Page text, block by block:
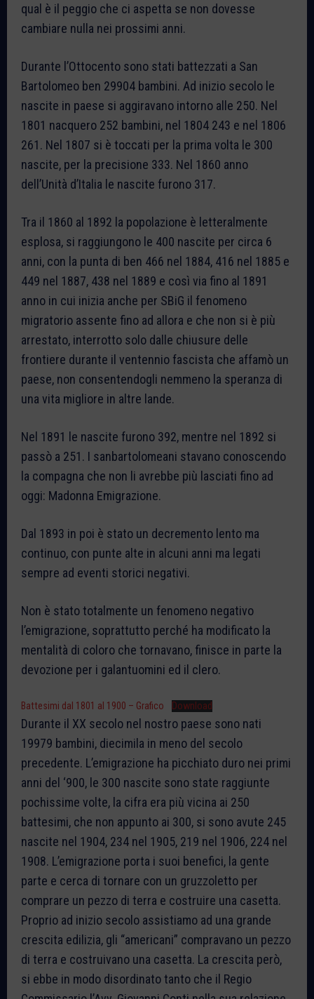
qual è il peggio che ci aspetta se non dovesse
cambiare nulla nei prossimi anni.
Durante l’Ottocento sono stati battezzati a San
Bartolomeo ben 29904 bambini. Ad inizio secolo le
nascite in paese si aggiravano intorno alle 250. Nel
1801 nacquero 252 bambini, nel 1804 243 e nel 1806
261. Nel 1807 si è toccati per la prima volta le 300
nascite, per la precisione 333. Nel 1860 anno
dell’Unità d’Italia le nascite furono 317.
Tra il 1860 al 1892 la popolazione è letteralmente
esplosa, si raggiungono le 400 nascite per circa 6
anni, con la punta di ben 466 nel 1884, 416 nel 1885 e
449 nel 1887, 438 nel 1889 e così via fino al 1891
anno in cui inizia anche per SBiG il fenomeno
migratorio assente fino ad allora e che non si è più
arrestato, interrotto solo dalle chiusure delle
frontiere durante il ventennio fascista che affamò un
paese, non consentendogli nemmeno la speranza di
una vita migliore in altre lande.
Nel 1891 le nascite furono 392, mentre nel 1892 si
passò a 251. I sanbartolomeani stavano conoscendo
la compagna che non li avrebbe più lasciati fino ad
oggi: Madonna Emigrazione.
Dal 1893 in poi è stato un decremento lento ma
continuo, con punte alte in alcuni anni ma legati
sempre ad eventi storici negativi.
Non è stato totalmente un fenomeno negativo
l’emigrazione, soprattutto perché ha modificato la
mentalità di coloro che tornavano, finisce in parte la
devozione per i galantuomini ed il clero.
Battesimi dal 1801 al 1900 – Grafico Download
Durante il XX secolo nel nostro paese sono nati
19979 bambini, diecimila in meno del secolo
precedente. L’emigrazione ha picchiato duro nei primi
anni del ‘900, le 300 nascite sono state raggiunte
pochissime volte, la cifra era più vicina ai 250
battesimi, che non appunto ai 300, si sono avute 245
nascite nel 1904, 234 nel 1905, 219 nel 1906, 224 nel
1908. L’emigrazione porta i suoi benefici, la gente
parte e cerca di tornare con un gruzzoletto per
comprare un pezzo di terra e costruire una casetta.
Proprio ad inizio secolo assistiamo ad una grande
crescita edilizia, gli “americani” compravano un pezzo
di terra e costruivano una casetta. La crescita però,
si ebbe in modo disordinato tanto che il Regio